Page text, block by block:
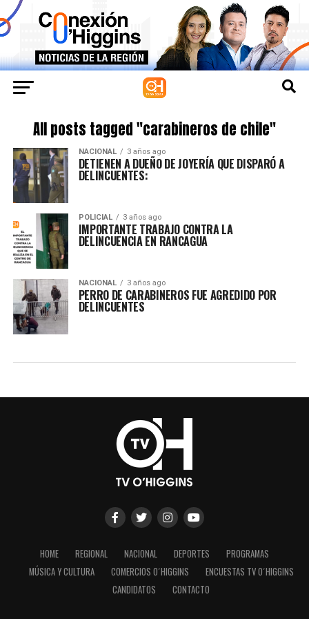
All posts tagged "carabineros de chile"
NACIONAL 3 años ago
DETIENEN A DUEÑO DE JOYERÍA QUE DISPARÓ A
DELINCUENTES:
POLICIAL 3 años ago
IMPORTANTE TRABAJO CONTRA LA
DELINCUENCIA EN RANCAGUA
NACIONAL 3 años ago
PERRO DE CARABINEROS FUE AGREDIDO POR
DELINCUENTES
HOME REGIONAL NACIONAL DEPORTES
PROGRAMAS
MÚSICA Y CULTURA
COMERCIOS O´HIGGINS
ENCUESTAS TV O´HIGGINS
CANDIDATOS
CONTACTO